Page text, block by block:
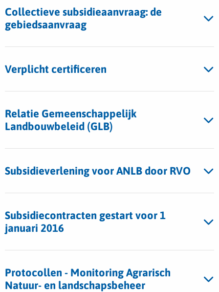
Collectieve subsidieaanvraag: de
gebiedsaanvraag
Verplicht certificeren
Relatie Gemeenschappelijk
Landbouwbeleid (GLB)
Subsidieverlening voor ANLB door RVO
Subsidiecontracten gestart voor 1
januari 2016
Protocollen - Monitoring Agrarisch
Natuur- en landschapsbeheer